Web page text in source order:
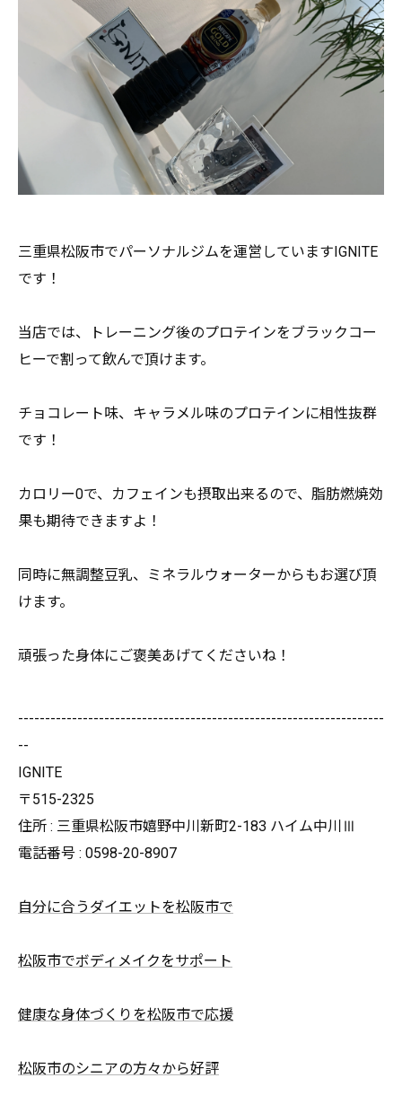
三重県松阪市でパーソナルジムを運営していますIGNITE
です ！
当店では、
トレーニング後のプロテインをブラックコー
ヒーで割って飲んで頂けます。
チョコレート味、キャラメル味のプロテインに相性抜群
です！
カロリー0で、カフェインも摂取出来るので、 脂肪燃焼効
果も期待できますよ！
同時に無調整豆乳、ミネラルウォーターからもお選び頂
けます。
頑張った身体にご褒美あげてくださいね！
--------------------------------------------------------------------
--
IGNITE
〒515-2325
住所 : 三重県松阪市嬉野中川新町2-183 ハイム中川Ⅲ
電話番号 : 0598-20-8907
自分に合うダイエットを松阪市で
松阪市でボディメイクをサポート
健康な身体づくりを松阪市で応援
松阪市のシニアの方々から好評